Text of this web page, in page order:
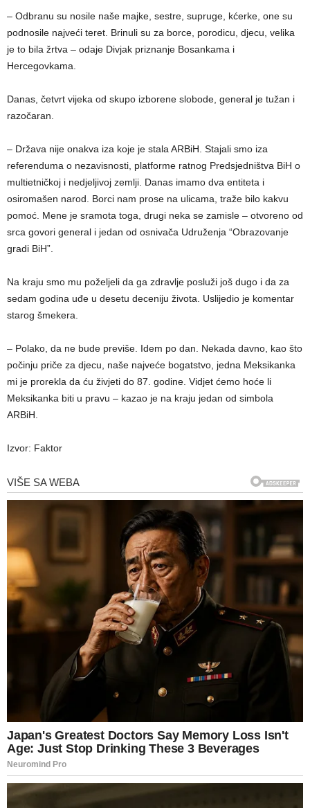
– Odbranu su nosile naše majke, sestre, supruge, kćerke, one su
podnosile najveći teret. Brinuli su za borce, porodicu, djecu, velika
je to bila žrtva – odaje Divjak priznanje Bosankama i
Hercegovkama.
Danas, četvrt vijeka od skupo izborene slobode, general je tužan i
razočaran.
– Država nije onakva iza koje je stala ARBiH. Stajali smo iza
referenduma o nezavisnosti, platforme ratnog Predsjedništva BiH o
multietničkoj i nedjeljivoj zemlji. Danas imamo dva entiteta i
osiromašen narod. Borci nam prose na ulicama, traže bilo kakvu
pomoć. Mene je sramota toga, drugi neka se zamisle – otvoreno od
srca govori general i jedan od osnivača Udruženja “Obrazovanje
gradi BiH”.
Na kraju smo mu poželjeli da ga zdravlje posluži još dugo i da za
sedam godina uđe u desetu deceniju života. Uslijedio je komentar
starog šmekera.
– Polako, da ne bude previše. Idem po dan. Nekada davno, kao što
počinju priče za djecu, naše najveće bogatstvo, jedna Meksikanka
mi je prorekla da ću živjeti do 87. godine. Vidjet ćemo hoće li
Meksikanka biti u pravu – kazao je na kraju jedan od simbola
ARBiH.
Izvor: Faktor